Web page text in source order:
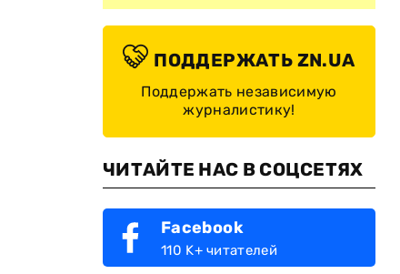
ПОДДЕРЖАТЬ ZN.UA
Поддержать независимую
журналистику!
ЧИТАЙТЕ НАС В СОЦСЕТЯХ
Facebook
110 K+ читателей